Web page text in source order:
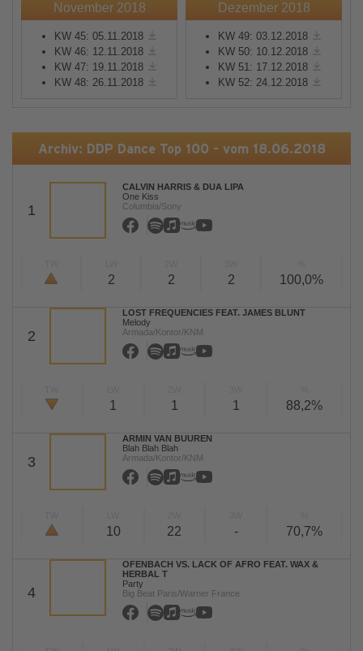
November 2018
KW 45: 05.11.2018
KW 46: 12.11.2018
KW 47: 19.11.2018
KW 48: 26.11.2018
Dezember 2018
KW 49: 03.12.2018
KW 50: 10.12.2018
KW 51: 17.12.2018
KW 52: 24.12.2018
Archiv: DDP Dance Top 100 - vom 18.06.2018
1
CALVIN HARRIS & DUA LIPA
One Kiss
Columbia/Sony
2 2 2 100,0%
2
LOST FREQUENCIES FEAT. JAMES BLUNT
Melody
Armada/Kontor/KNM
1 1 1 88,2%
3
ARMIN VAN BUUREN
Blah Blah Blah
Armada/Kontor/KNM
10 22 - 70,7%
4
OFENBACH VS. LACK OF AFRO FEAT. WAX &
HERBAL T
Party
Big Beat Paris/Warner France